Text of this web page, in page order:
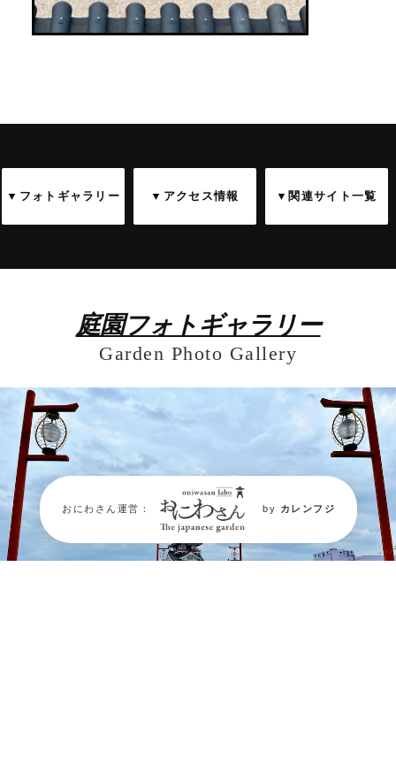
▼フォトギャラリー ▼アクセス情報 ▼関連サイト一覧
庭園フォトギャラリー
Garden Photo Gallery
おにわさん運営： by カレンフジ